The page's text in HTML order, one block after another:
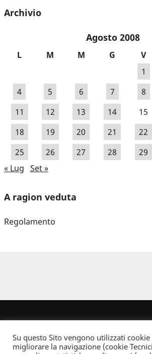
Archivio
Agosto 2008
L M M G V
1
4
5 6 7 8
11
12 13 14 15
18
19 20 21 22
25
26 27 28 29
« Lug Set »
A ragion veduta
Regolamento
Su questo Sito vengono utilizzati
migliorare la navigazione (cookie